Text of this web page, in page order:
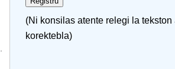
(Ni konsilas atente relegi la
korektebla)